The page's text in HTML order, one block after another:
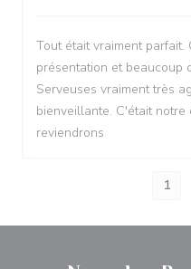
Tout était vraiment
présentation et beaucoup
Serveuses vraiment très
bienveillante. C'était notre
reviendrons
1